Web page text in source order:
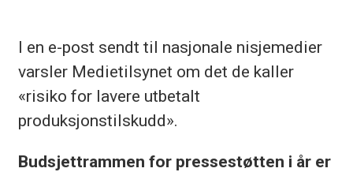
I en e-post sendt til nasjonale nisjemedier
varsler Medietilsynet om det de kaller
«risiko for lavere utbetalt
produksjonstilskudd».
Budsjettrammen for pressestøtten i år er